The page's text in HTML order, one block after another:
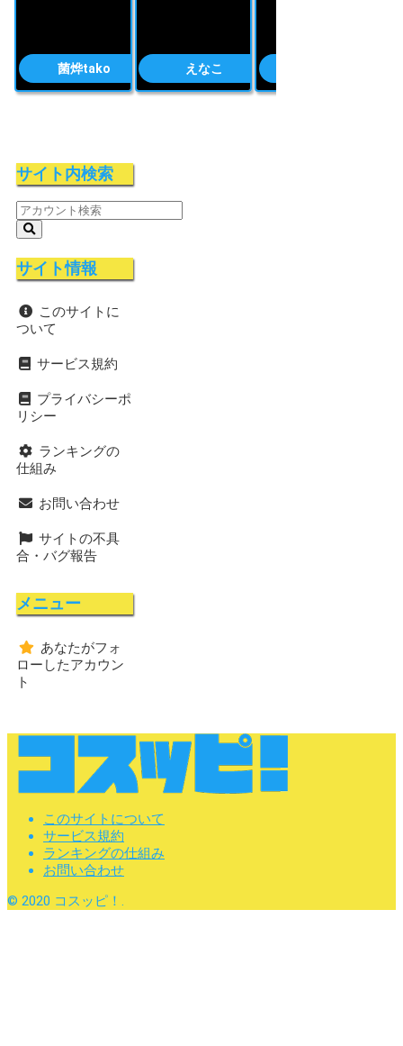
菌烨tako えなこ
サイト内検索
サイト情報
このサイトに
ついて
サービス規約
プライバシーポ
リシー
ランキングの
仕組み
お問い合わせ
サイトの不具
合・バグ報告
メニュー
あなたがフォ
ローしたアカウン
ト
このサイトについて
サービス規約
ランキングの仕組み
お問い合わせ
© 2020 コスッピ！.